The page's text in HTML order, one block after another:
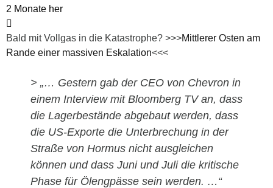
2 Monate her
Bald mit Vollgas in die Katastrophe? >>>Mittlerer Osten am
Rande einer massiven Eskalation<<<
> „… Gestern gab der CEO von Chevron in
einem Interview mit Bloomberg TV an, dass
die Lagerbestände abgebaut werden, dass
die US-Exporte die Unterbrechung in der
Straße von Hormus nicht ausgleichen
können und dass Juni und Juli die kritische
Phase für Ölengpässe sein werden. …“